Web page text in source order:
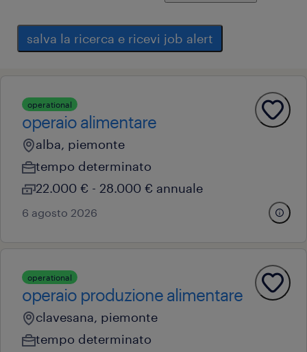
salva la ricerca e ricevi job alert
operational
operaio alimentare
alba, piemonte
tempo determinato
22.000 € - 28.000 € annuale
6 agosto 2026
operational
operaio produzione alimentare
clavesana, piemonte
tempo determinato